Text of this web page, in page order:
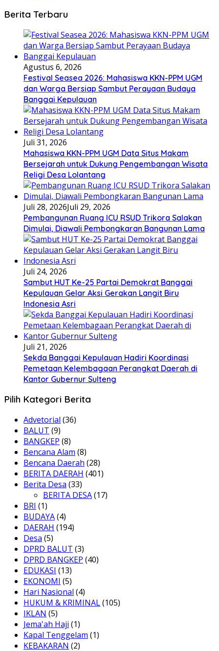
Berita Terbaru
Agustus 6, 2026
Festival Seasea 2026: Mahasiswa KKN-PPM UGM
dan Warga Bersiap Sambut Perayaan Budaya
Banggai Kepulauan
Juli 31, 2026
Mahasiswa KKN-PPM UGM Data Situs Makam
Bersejarah untuk Dukung Pengembangan Wisata
Religi Desa Lolantang
Juli 28, 2026Juli 29, 2026
Pembangunan Ruang ICU RSUD Trikora Salakan
Dimulai, Diawali Pembongkaran Bangunan Lama
Juli 24, 2026
Sambut HUT Ke-25 Partai Demokrat Banggai
Kepulauan Gelar Aksi Gerakan Langit Biru
Indonesia Asri
Juli 21, 2026
Sekda Banggai Kepulauan Hadiri Koordinasi
Pemetaan Kelembagaan Perangkat Daerah di
Kantor Gubernur Sulteng
Pilih Kategori Berita
Advetorial (36)
BALUT (9)
BANGKEP (8)
Bencana Alam (8)
Bencana Daerah (28)
BERITA DAERAH (401)
Berita Desa (33)
BERITA DESA(17)
BRI (1)
BUDAYA(4)
DAERAH (194)
Desa (5)
DPRD BALUT (3)
DPRD BANGKEP (40)
EDUKASI (13)
EKONOMI (5)
Hari Nasional (4)
HUKUM & KRIMINAL(105)
IKLAN (5)
Jema'ah Haji (1)
Kapal Tenggelam (1)
KEBAKARAN (2)